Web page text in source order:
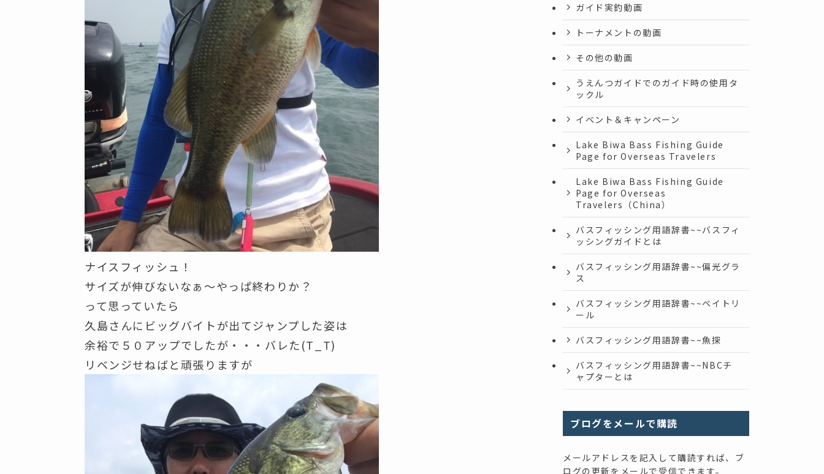
ナイスフィッシュ！
サイズが伸びないなぁ～やっぱ終わりか？
って思っていたら
久島さんにビッグバイトが出てジャンプした姿は
余裕で５０アップでしたが・・・バレた(T_T)
リベンジせねばと頑張りますが
ガイド実釣動画
トーナメントの動画
その他の動画
うえんつガイドでのガイド時の使用タ
ックル
イベント＆キャンペーン
Lake Biwa Bass Fishing Guide
Page for Overseas Travelers
Lake Biwa Bass Fishing Guide
Page for Overseas
Travelers（China）
バスフィッシング用語辞書~~バスフィ
ッシングガイドとは
バスフィッシング用語辞書~~偏光グラ
ス
バスフィッシング用語辞書~~ベイトリ
ール
バスフィッシング用語辞書~~魚探
バスフィッシング用語辞書~~NBCチ
ャプターとは
ブログをメールで購読
メールアドレスを記入して購読すれば、ブ
ログの更新をメールで受信できます。